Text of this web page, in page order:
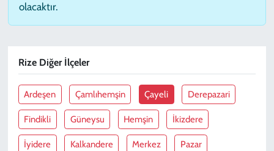
olacaktır.
Rize Diğer İlçeler
Ardeşen Çamlıhemşin Çayeli Derepazari
Findikli Güneysu Hemşin İkizdere
İyidere Kalkandere Merkez Pazar